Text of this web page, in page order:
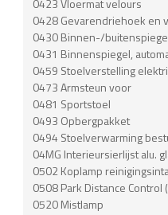
0428 Gevarendriehoek en
0430 Binnen-/
0431 Binnenspiegel,
0459 Stoelverstelling
0473 Armsteun voor
0481 Sportstoel
0493 Opbergpakket
0494 Stoelverwarming
04MG Interieursierlijst alu.
0502 Koplamp
0508 Park Distance Control
0520 Mistlamp